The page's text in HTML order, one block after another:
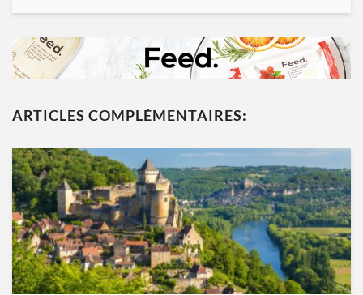
ARTICLES COMPLÉMENTAIRES: